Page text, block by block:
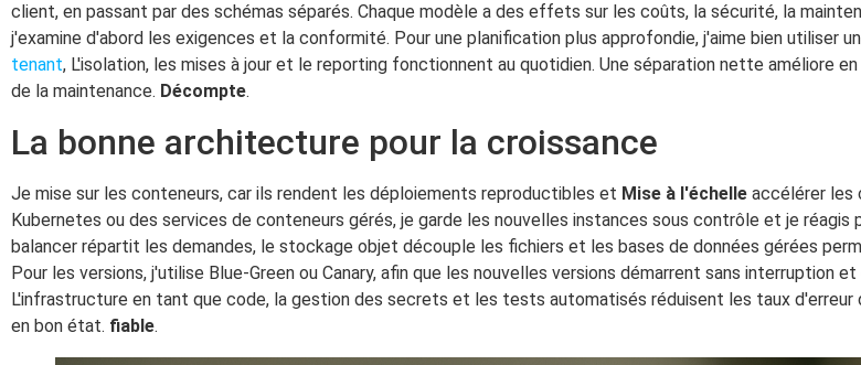
client, en passant par des schémas séparés. Chaque modèle a des effets sur les coûts, la sécurité, la
j'examine d'abord les exigences et la conformité. Pour une planification plus approfondie, j'aime bien utiliser
tenant, L'isolation, les mises à jour et le reporting fonctionnent au quotidien. Une séparation nette améliore
de la maintenance. Décompte.
La bonne architecture pour la croissance
Je mise sur les conteneurs, car ils rendent les déploiements reproductibles et Mise à l'échelle accélérer les
Kubernetes ou des services de conteneurs gérés, je garde les nouvelles instances sous contrôle et je réagis
balancer répartit les demandes, le stockage objet découple les fichiers et les bases de données gérées
Pour les versions, j'utilise Blue-Green ou Canary, afin que les nouvelles versions démarrent sans interruption
L'infrastructure en tant que code, la gestion des secrets et les tests automatisés réduisent les taux
en bon état. fiable.